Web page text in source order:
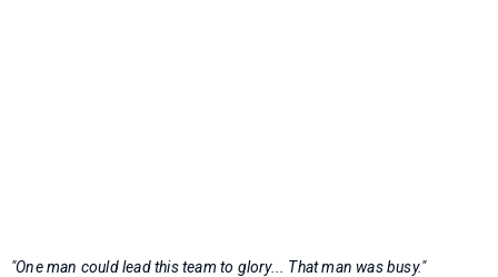
"One man could lead this team to glory... That man was busy."